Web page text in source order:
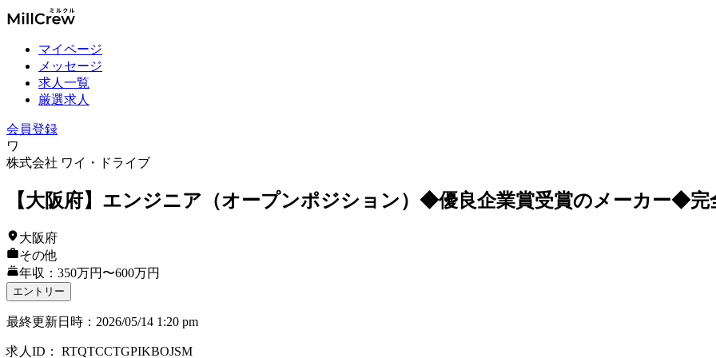
マイページ
メッセージ
求人一覧
厳選求人
会員登録
ワ
株式会社 ワイ・ドライブ
【大阪府】エンジニア（オープンポジション）◆優良企業賞受賞のメーカー◆完
大阪府
その他
年収：350万円〜600万円
エントリー
最終更新日時 ： 2026/05/14 1:20 pm
求人ID ： RTQTCCTGPIKBOJSM